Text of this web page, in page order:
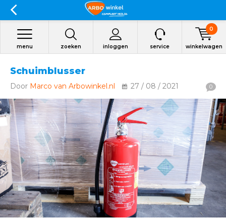
zoeken inloggen
menu service winkelwagen
0
Schuimblusser
Door Marco van Arbowinkel.nl 27 / 08 / 2021 0